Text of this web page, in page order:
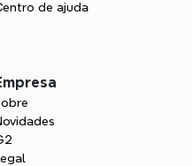
de ajuda